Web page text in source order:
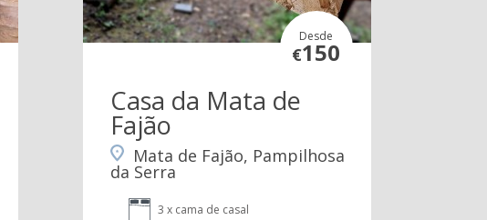
Desde
€150
Casa da Mata de
Fajão
Mata de Fajão, Pampilhosa
da Serra
3 x cama de casal